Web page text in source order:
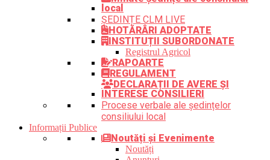
local
ȘEDINȚE CLM LIVE
HOTĂRÂRI ADOPTATE
INSTITUȚII SUBORDONATE
Registrul Agricol
RAPOARTE
REGULAMENT
DECLARAȚII DE AVERE ȘI
INTERESE CONSILIERI
Procese verbale ale ședințelor
consiliului local
Informații Publice
Noutăți și Evenimente
Noutăți